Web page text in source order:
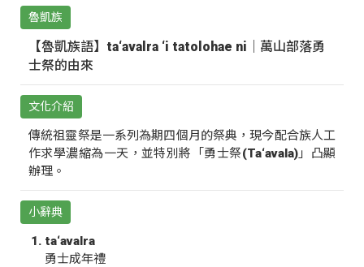
魯凱族
【魯凱族語】ta‘avalra ‘i tatolohae ni｜萬山部落勇
士祭的由來
文化介紹
傳統祖靈祭是一系列為期四個月的祭典，現今配合族人工
作求學濃縮為一天，並特別將「勇士祭(Ta‘avala)」凸顯
辦理。
小辭典
ta‘avalra
勇士成年禮